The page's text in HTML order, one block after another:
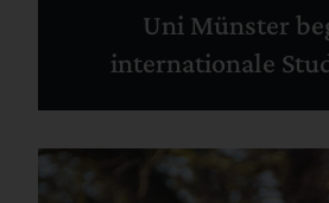
Uni Münster
internationale